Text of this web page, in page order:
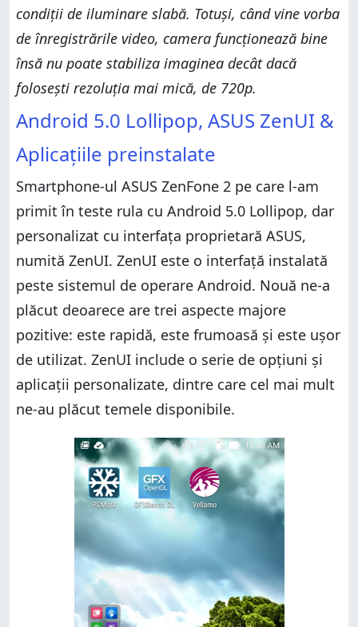
condiții de iluminare slabă. Totuși, când vine vorba
de înregistrările video, camera funcționează bine
însă nu poate stabiliza imaginea decât dacă
folosești rezoluția mai mică, de 720p.
Android 5.0 Lollipop, ASUS ZenUI &
Aplicațiile preinstalate
Smartphone-ul ASUS ZenFone 2 pe care l-am
primit în teste rula cu Android 5.0 Lollipop, dar
personalizat cu interfața proprietară ASUS,
numită ZenUI. ZenUI este o interfață instalată
peste sistemul de operare Android. Nouă ne-a
plăcut deoarece are trei aspecte majore
pozitive: este rapidă, este frumoasă și este ușor
de utilizat. ZenUI include o serie de opțiuni și
aplicații personalizate, dintre care cel mai mult
ne-au plăcut temele disponibile.